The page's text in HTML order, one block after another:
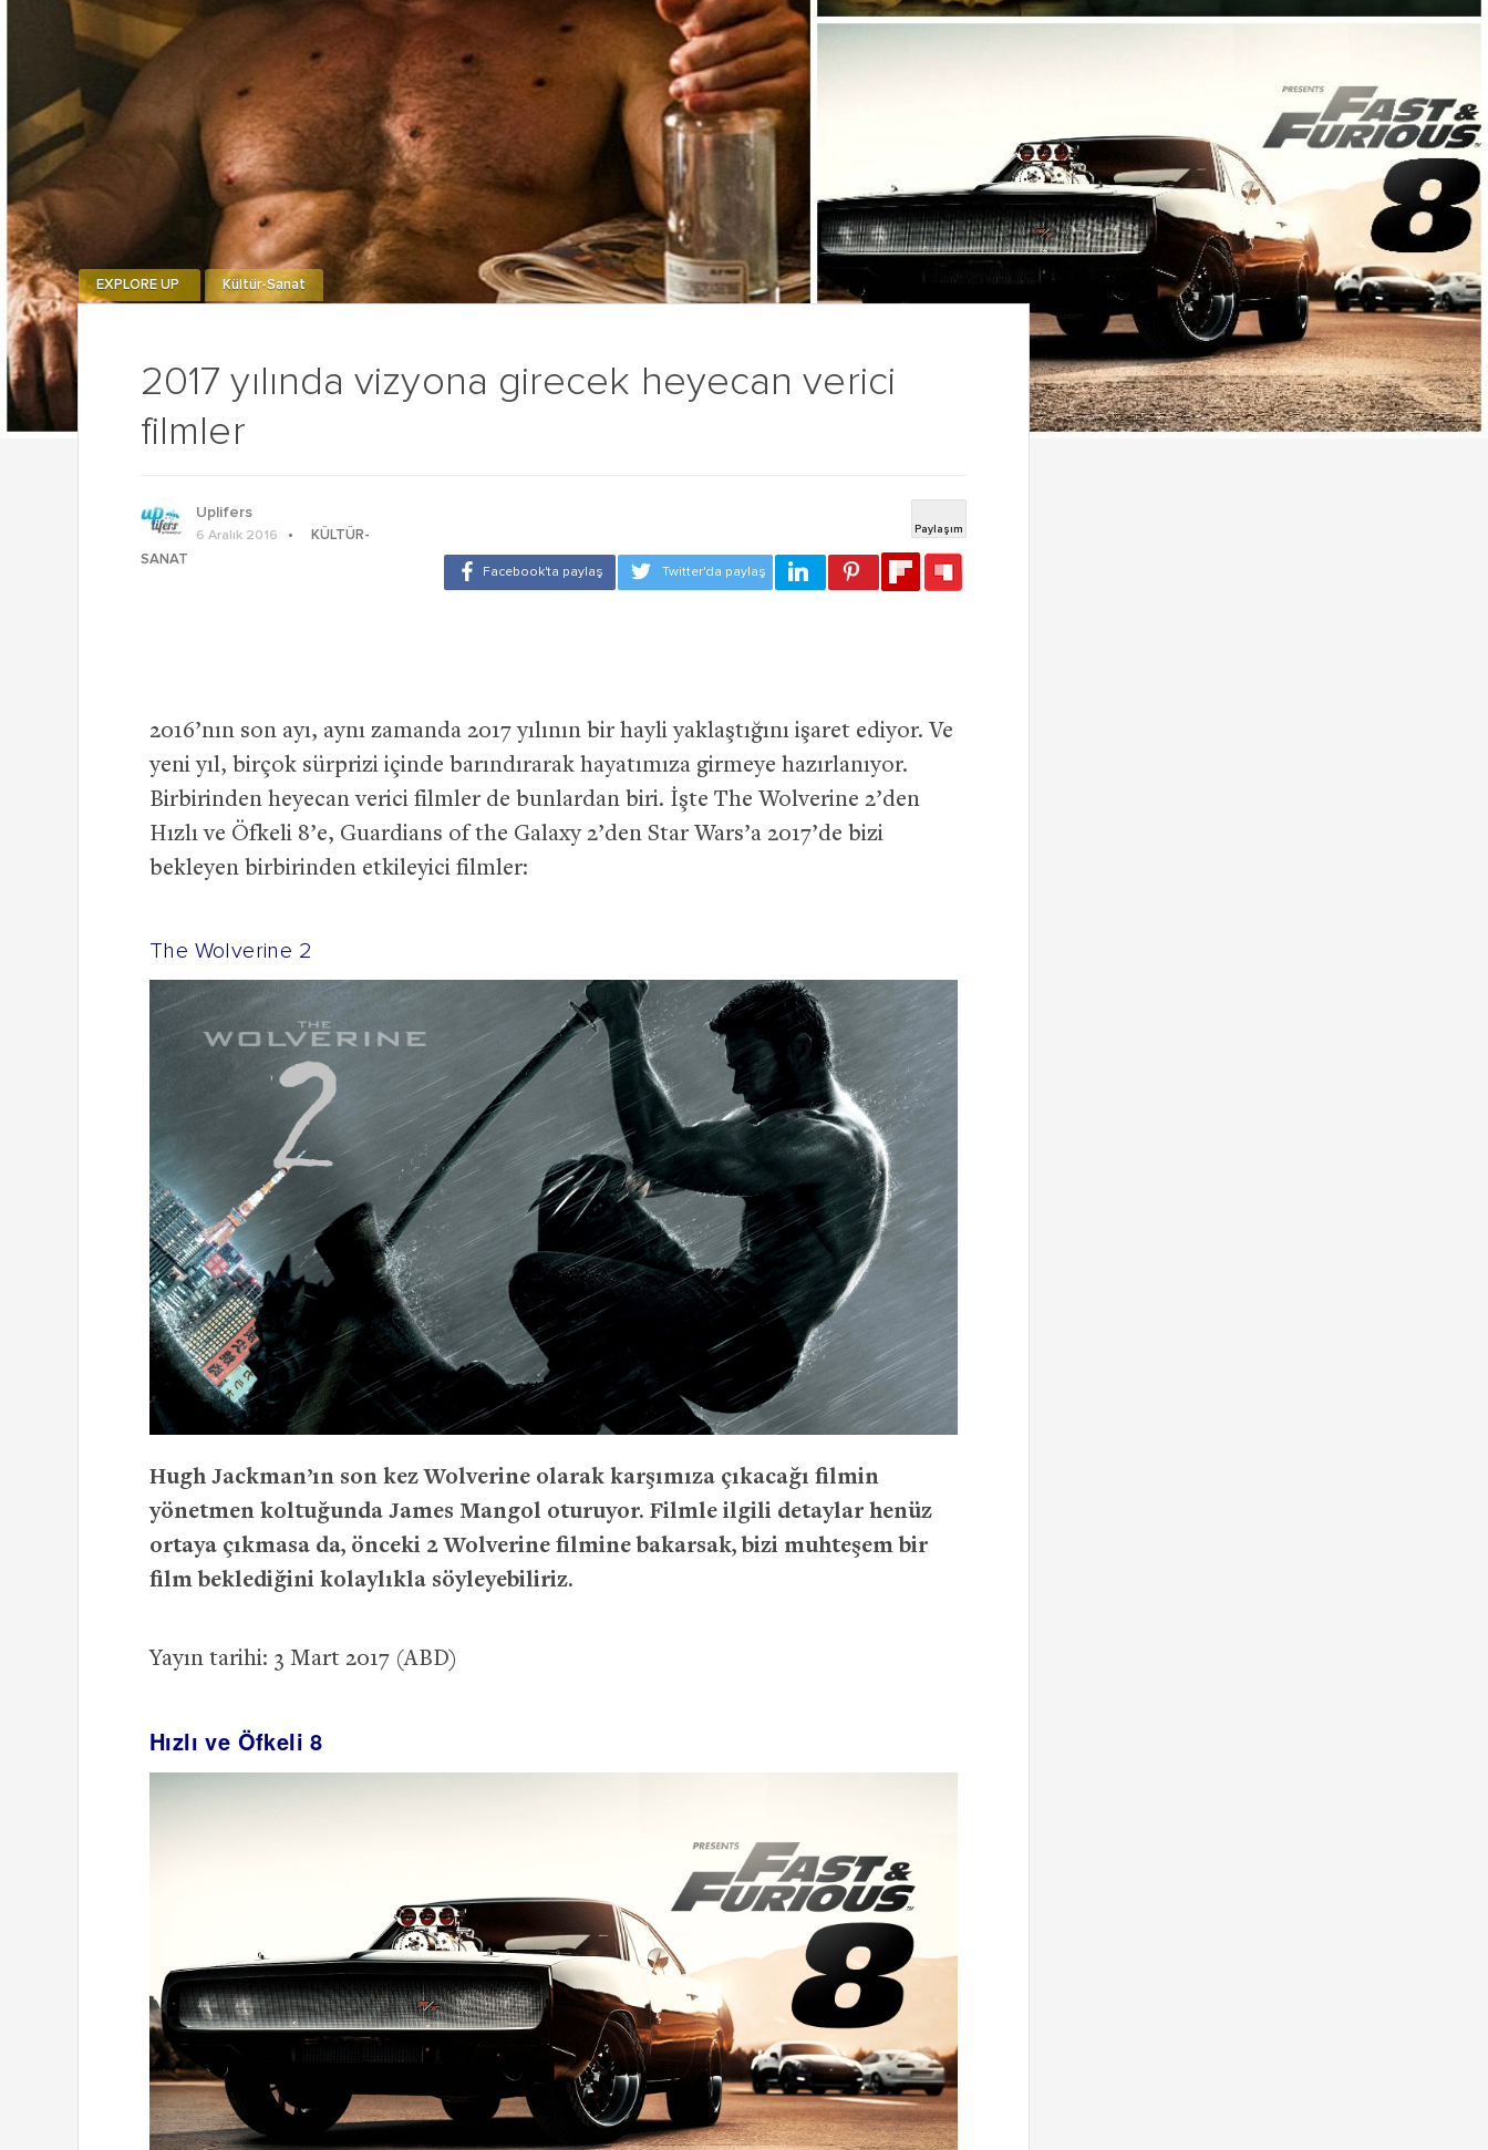
2017 yılında vizyona girecek heyecan verici
filmler
EXPLORE UP Kültür-Sanat
Uplifers
6 Aralık 2016
KÜLTÜR-
SANAT
2016’nın son ayı, aynı zamanda 2017 yılının bir hayli yaklaştığını işaret ediyor. Ve
yeni yıl, birçok sürprizi içinde barındırarak hayatımıza girmeye hazırlanıyor.
Birbirinden heyecan verici filmler de bunlardan biri. İşte The Wolverine 2’den
Hızlı ve Öfkeli 8’e, Guardians of the Galaxy 2’den Star Wars’a 2017’de bizi
bekleyen birbirinden etkileyici filmler:
The Wolverine 2
Hugh Jackman’ın son kez Wolverine olarak karşımıza çıkacağı filmin
yönetmen koltuğunda James Mangol oturuyor. Filmle ilgili detaylar henüz
ortaya çıkmasa da, önceki 2 Wolverine filmine bakarsak, bizi muhteşem bir
film beklediğini kolaylıkla söyleyebiliriz.
Yayın tarihi: 3 Mart 2017 (ABD)
Hızlı ve Öfkeli 8